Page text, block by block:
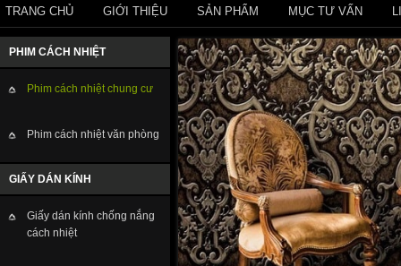
TRANG CHỦ GIỚI THIỆU SẢN PHẨM MỤC TƯ VẤN
PHIM CÁCH NHIỆT
Phim cách nhiệt chung cư
Phim cách nhiệt văn phòng
GIẤY DÁN KÍNH
Giấy dán kính chống nắng
cách nhiệt